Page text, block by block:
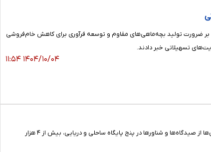
بر ضرورت تولید بچه‌ماهی‌های مقاوم و توسعه فرآوری برای کاهش خام‌فروشی
تسهیلاتی خبر دادند.
۱۴۰۴/۱۰/۰۴ ۱۱:۵۴
مدیرکل شیلات خوزستان از اجرای گسترده عملیات یگان حفاظت منابع آبزی استان در آبان‌ماه خبر داد و گفت: در جریان بازرسی‌ها از صیدگاه‌ها و شناورها در پنج پایگاه ساحلی و دریایی، بیش از ۴ هزار